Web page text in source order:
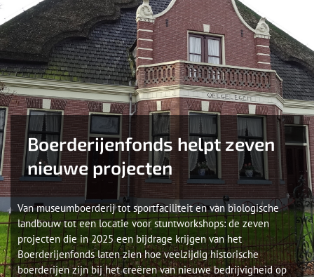
Boerderijenfonds helpt zeven
nieuwe projecten
Van museumboerderij tot sportfaciliteit en van biologische
landbouw tot een locatie voor stuntworkshops: de zeven
projecten die in 2025 een bijdrage krijgen van het
Boerderijenfonds laten zien hoe veelzijdig historische
boerderijen zijn bij het creëren van nieuwe bedrijvigheid op